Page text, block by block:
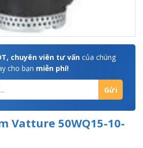
chuyên viên tư vấn của chúng
cho bạn miễn phí!
Vatture 50WQ15-10-